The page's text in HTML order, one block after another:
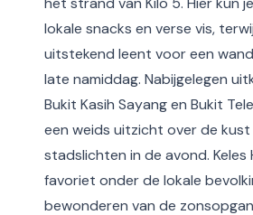
lokale snacks en verse vis,
uitstekend leent voor een
late namiddag. Nabijgelegen
Bukit Kasih Sayang en Bukit
een weids uitzicht over de
stadslichten in de avond. Keles
favoriet onder de lokale
bewonderen van de